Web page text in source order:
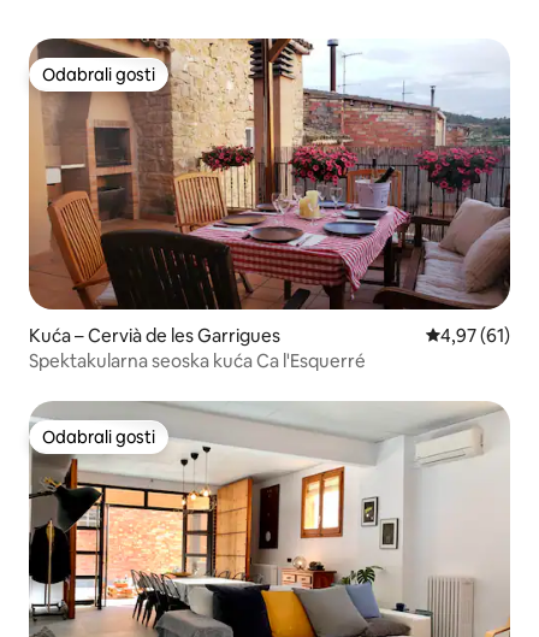
Odabrali gosti
Odabrali gosti
Kuća – Cervià de les Garrigues Prosječna
4,97 (61)
Spektakularna seoska kuća Ca l'Esquerré
Odabrali gosti
Odabrali gosti